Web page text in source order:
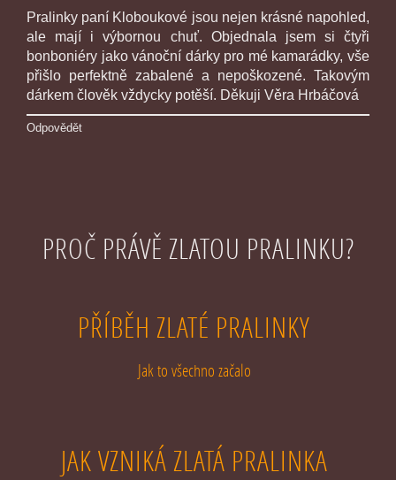
Pralinky paní Kloboukové jsou nejen krásné napohled,
ale mají i výbornou chuť. Objednala jsem si čtyři
bonboniéry jako vánoční dárky pro mé kamarádky, vše
přišlo perfektně zabalené a nepoškozené. Takovým
dárkem člověk vždycky potěší. Děkuji Věra Hrbáčová
Odpovědět
PROČ PRÁVĚ ZLATOU PRALINKU?
PŘÍBĚH ZLATÉ PRALINKY
Jak to všechno začalo
JAK VZNIKÁ ZLATÁ PRALINKA